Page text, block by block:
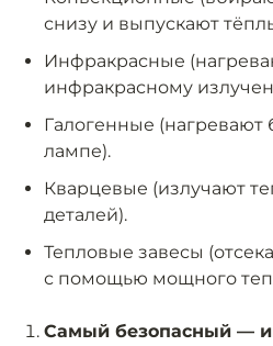
снизу и выпускают
Инфракрасные
инфракрасному
Галогенные (нагревают
лампе).
Кварцевые (излучают
деталей).
Тепловые завесы
с помощью мощного
Самый безопасный —